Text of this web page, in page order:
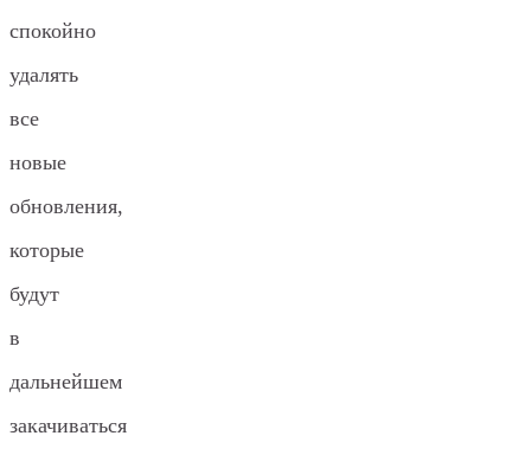
спокойно
удалять
все
новые
обновления,
которые
будут
в
дальнейшем
закачиваться